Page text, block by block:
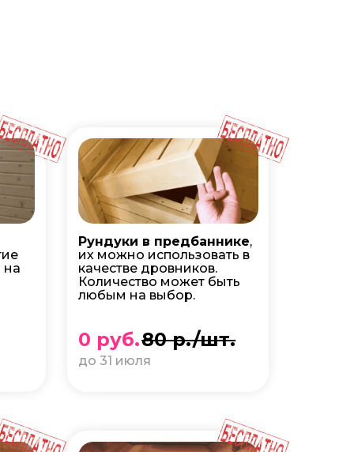
Рундуки в предбаннике,
их можно использовать в
качестве дровников.
Количество может быть
любым на выбор.
на
80 р./шт.
0 руб.
до 31 июля